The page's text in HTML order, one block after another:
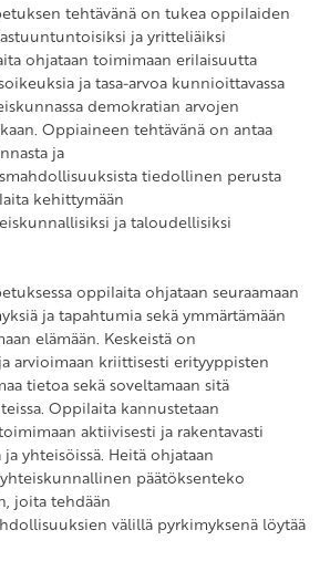
tehtävänä on tukea oppilaiden
ja yritteliäiksi
ohjataan toimimaan erilaisuutta
ja tasa-arvoa kunnioittavassa
demokratian arvojen
Oppiaineen tehtävänä on antaa
ja
tiedollinen perusta
kehittymään
ja taloudellisiksi
oppilaita ohjataan seuraamaan
ja tapahtumia sekä ymmärtämään
elämään. Keskeistä on
arvioimaan kriittisesti erityyppisten
tietoa sekä soveltamaan sitä
Oppilaita kannustetaan
aktiivisesti ja rakentavasti
yhteisöissä. Heitä ohjataan
päätöksenteko
joita tehdään
välillä pyrkimyksenä löytää